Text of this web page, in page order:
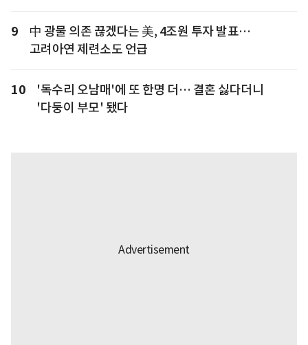
9
中 광물 의존 끊겠다는 美, 4조원 투자 발표…
고려아연 제련소도 언급
10
'독수리 오남매'에 또 한명 더… 결혼 싫다더니
'다둥이 부모' 됐다